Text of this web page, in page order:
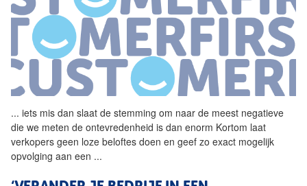
... iets mis dan slaat de stemming om naar de meest negatieve
die we meten de ontevredenheid is dan enorm Kortom laat
verkopers geen loze beloftes doen en geef zo exact mogelijk
opvolging aan een ...